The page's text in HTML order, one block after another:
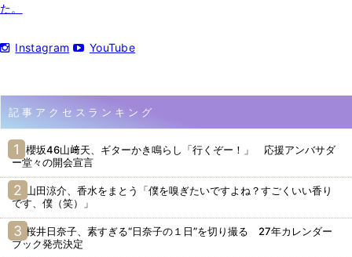
た。
Instagram YouTube
記事アクセスランキング
櫻坂46山﨑天、ギターかき鳴らし「行くぞー！」 応援アンバサダ
ー堂々の開会宣言
山田涼介、香水をまとう「僕を嗅ぎたいですよね？すごくいい香り
です、僕（笑）」
桜井日奈子、素すぎる“日奈子の１日”を切り撮る 27年カレンダー
ブック発売決定